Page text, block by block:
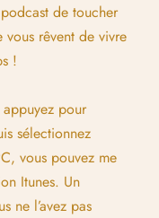
de toucher
rêvent de vivre
!
pour
sélectionnez
vous pouvez me
Itunes. Un
ne l’avez pas